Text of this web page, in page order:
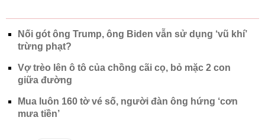
Nối gót ông Trump, ông Biden vẫn sử dụng ‘vũ khí’
trừng phạt?
Vợ trèo lên ô tô của chồng cãi cọ, bỏ mặc 2 con
giữa đường
Mua luôn 160 tờ vé số, người đàn ông hứng ‘cơn
mưa tiền’